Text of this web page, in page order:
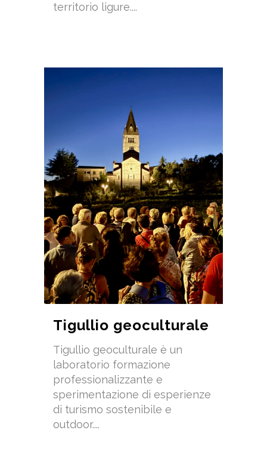
territorio ligure....
Tigullio geoculturale
Tigullio geoculturale è un
laboratorio formazione
professionalizzante e
sperimentazione di esperienze
di turismo sostenibile e
outdoor....